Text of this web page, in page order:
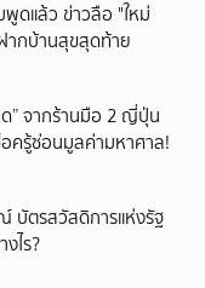
ดแล้ว ข่าวลือ "ใหม่
ากบ้านสุขสุดท้าย
” จากร้านมือ 2 ญี่ปุ่น
อครู้ซ่อนมูลค่ามหาศาล!
บัตรสวัสดิการแห่งรัฐ
ไร?